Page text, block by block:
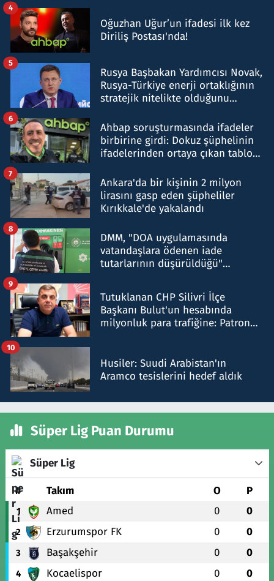
Oğuzhan Uğur’un ifadesi ilk kez
Diriliş Postası'nda!
4
Rusya Başbakan Yardımcısı Novak,
Rusya-Türkiye enerji ortaklığının
stratejik nitelikte olduğunu
5
Ahbap soruşturmasında ifadeler
birbirine girdi: Dokuz şüphelinin
ifadelerinden ortaya çıkan tablo
6
Ankara'da bir kişinin 2 milyon
lirasını gasp eden şüpheliler
Kırıkkale'de yakalandı
7
DMM, "DOA uygulamasında
vatandaşlara ödenen iade
tutarlarının düşürüldüğü"
8
Tutuklanan CHP Silivri İlçe
Başkanı Bulut'un hesabında
milyonluk para trafiğine: Patron
9
Husiler: Suudi Arabistan'ın
Aramco tesislerini hedef aldık
10
Süper Lig Puan Durumu
Süper Lig
# Takım O P
1 Amed 0 0
2 Erzurumspor FK 0 0
3 Başakşehir 0 0
4 Kocaelispor 0 0